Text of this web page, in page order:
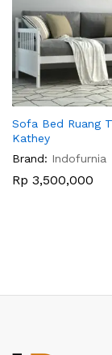
Sofa Bed Ruang
Kathey
Brand: Indofurnia
Rp 3,500,000